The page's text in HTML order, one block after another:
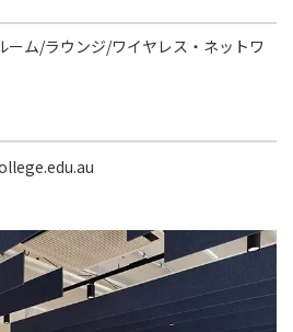
ーム/ラウンジ/ワイヤレス・ネットワ